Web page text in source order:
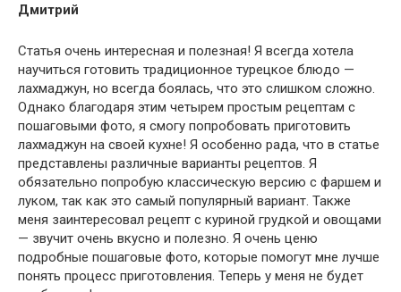
Дмитрий
Статья очень интересная и полезная! Я всегда хотела
научиться готовить традиционное турецкое блюдо —
лахмаджун, но всегда боялась, что это слишком сложно.
Однако благодаря этим четырем простым рецептам с
пошаговыми фото, я смогу попробовать приготовить
лахмаджун на своей кухне! Я особенно рада, что в статье
представлены различные варианты рецептов. Я
обязательно попробую классическую версию с фаршем и
луком, так как это самый популярный вариант. Также
меня заинтересовал рецепт с куриной грудкой и овощами
— звучит очень вкусно и полезно. Я очень ценю
подробные пошаговые фото, которые помогут мне лучше
понять процесс приготовления. Теперь у меня не будет